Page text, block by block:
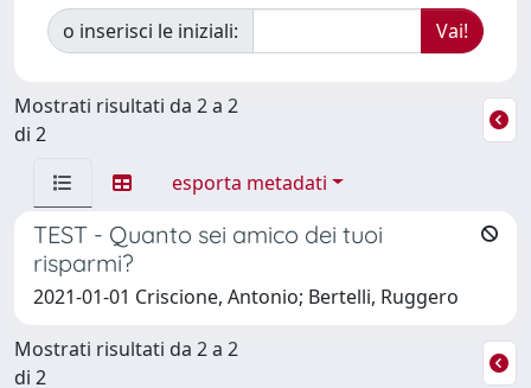
o inserisci le iniziali:
Mostrati risultati da 2 a 2
di 2
esporta metadati
TEST - Quanto sei amico dei tuoi
risparmi?
2021-01-01 Criscione, Antonio; Bertelli, Ruggero
Mostrati risultati da 2 a 2
di 2